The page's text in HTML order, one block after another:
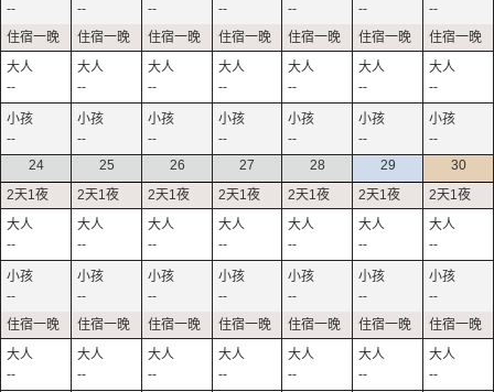
--
--
--
--
--
--
--
--
--
--
--
--
--
--
--
--
--
--
--
--
--
24
--
--
--
25
--
--
--
26
--
--
--
27
--
--
--
28
--
--
--
29
--
--
--
30
--
--
--